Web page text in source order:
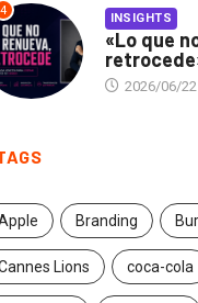
4 INSIGHTS
«Lo que
2026/06/22
Branding
Lions coca-cola